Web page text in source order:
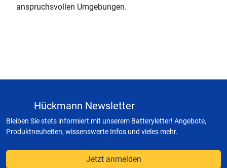
anspruchsvollen Umgebungen.
Hückmann Newsletter
Bleiben Sie stets informiert mit unserem Batteryletter! Angebote,
Produktneuheiten, wissenswerte Infos und vieles mehr.
Jetzt anmelden